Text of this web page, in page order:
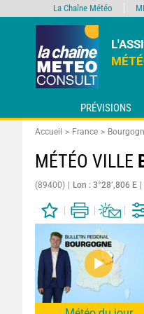
PRÉVISIONS
Accueil France
MÉTÉO VILLE
(89400) Lon : 3°28’,806 E
La Chaîne Météo